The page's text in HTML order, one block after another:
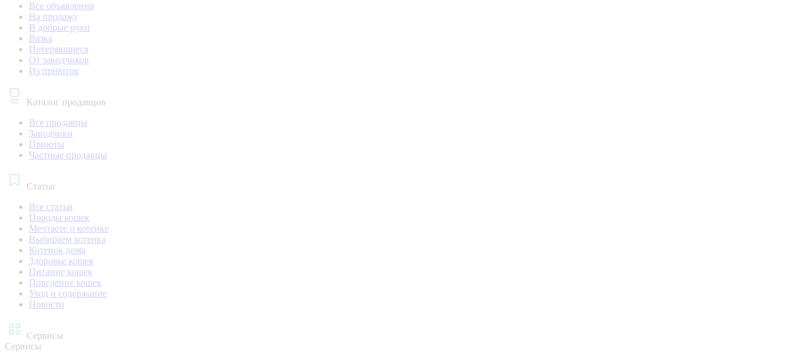
Все объявления
На продажу
В добрые руки
Вязка
Потерявшиеся
От заводчиков
Из приютов
Каталог продавцов
Все продавцы
Заводчики
Приюты
Частные продавцы
Статьи
Все статьи
Породы кошек
Мечтаете о котенке
Выбираем котенка
Котенок дома
Здоровье кошек
Питание кошек
Поведение кошек
Уход и содержание
Новости
Сервисы
Сервисы